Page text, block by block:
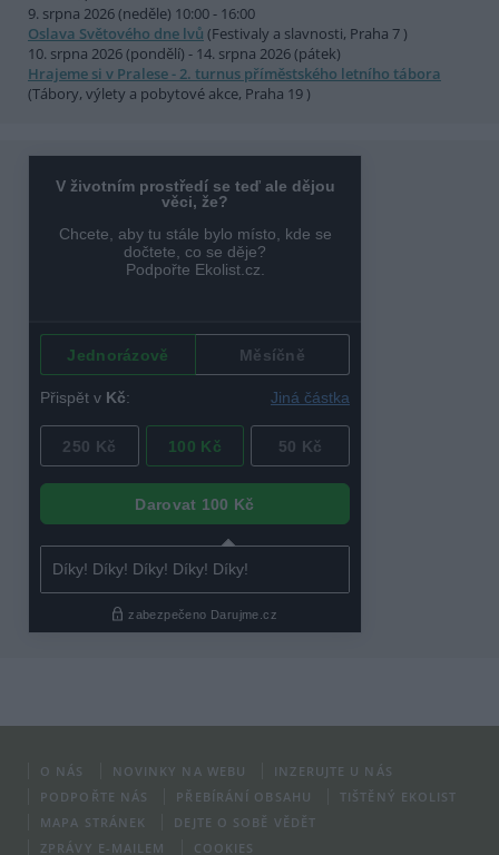
9. srpna 2026 (neděle) 10:00 - 16:00
Oslava Světového dne lvů (Festivaly a slavnosti, Praha 7 )
10. srpna 2026 (pondělí) - 14. srpna 2026 (pátek)
Hrajeme si v Pralese - 2. turnus příměstského letního tábora
(Tábory, výlety a pobytové akce, Praha 19 )
O NÁS NOVINKY NA WEBU
INZERUJTE U NÁS
PODPOŘTE NÁS
PŘEBÍRÁNÍ OBSAHU
TIŠTĚNÝ EKOLIST
MAPA STRÁNEK
DEJTE O SOBĚ VĚDĚT
ZPRÁVY E-MAILEM
COOKIES